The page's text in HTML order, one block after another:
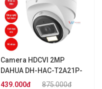
Camera HDCVI 2MP
DAHUA DH-HAC-T2A21P-
U-IL-A
875.000đ
439.000đ